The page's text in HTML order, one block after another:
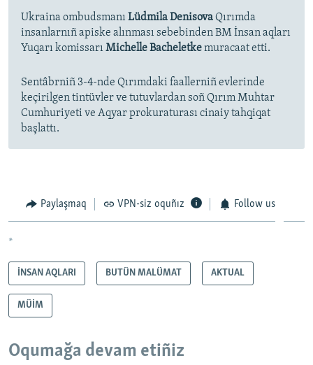
Ukraina ombudsmanı Lüdmila DenisovaQırımda
insanlarnıñ apiske alınması sebebinden BM İnsan aqları
Yuqarı komissarı Michelle Bacheletkemuracaat etti.
Sentâbrniñ 3-4-nde Qırımdaki faallerniñ evlerinde
keçirilgen tintüvler ve tutuvlardan soñ Qırım Muhtar
Cumhuriyeti ve Aqyar prokuraturası cinaiy tahqiqat
başlattı.
Paylaşmaq VPN-siz oquñız Follow us
*
İNSAN AQLARI BUTÜN MALÜMAT AKTUAL
MÜİM
Oqumağa devam etiñiz